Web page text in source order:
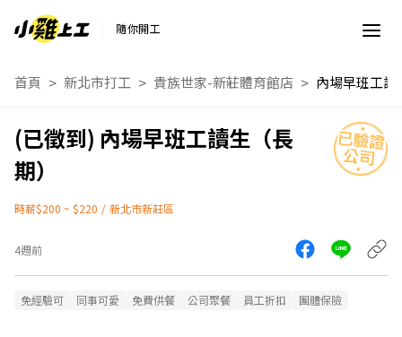
隨你開工
首頁 新北市打工 貴族世家-新莊體育館店 內場早班工讀
內場早班工讀生（長
期）
時薪$200 ~ $220 / 新北市新莊區
4週前
免經驗可 同事可愛 免費供餐 公司聚餐 員工折扣 團體保險